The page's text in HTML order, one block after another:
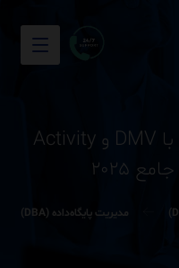
مانیتورینگ SQL Server با DMV و Activity
مدیریت پایگاه‌داده (DBA)